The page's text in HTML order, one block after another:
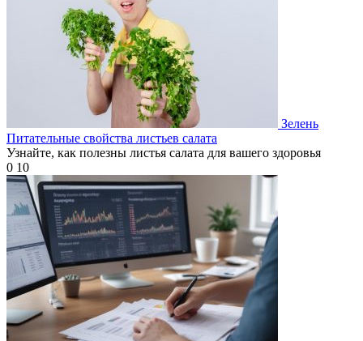
Зелень
Питательные свойства листьев салата
Узнайте, как полезны листья салата для вашего здоровья
0 10